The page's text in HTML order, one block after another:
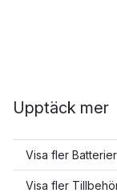
Upptäck mer
Visa fler Batterier
Visa fler